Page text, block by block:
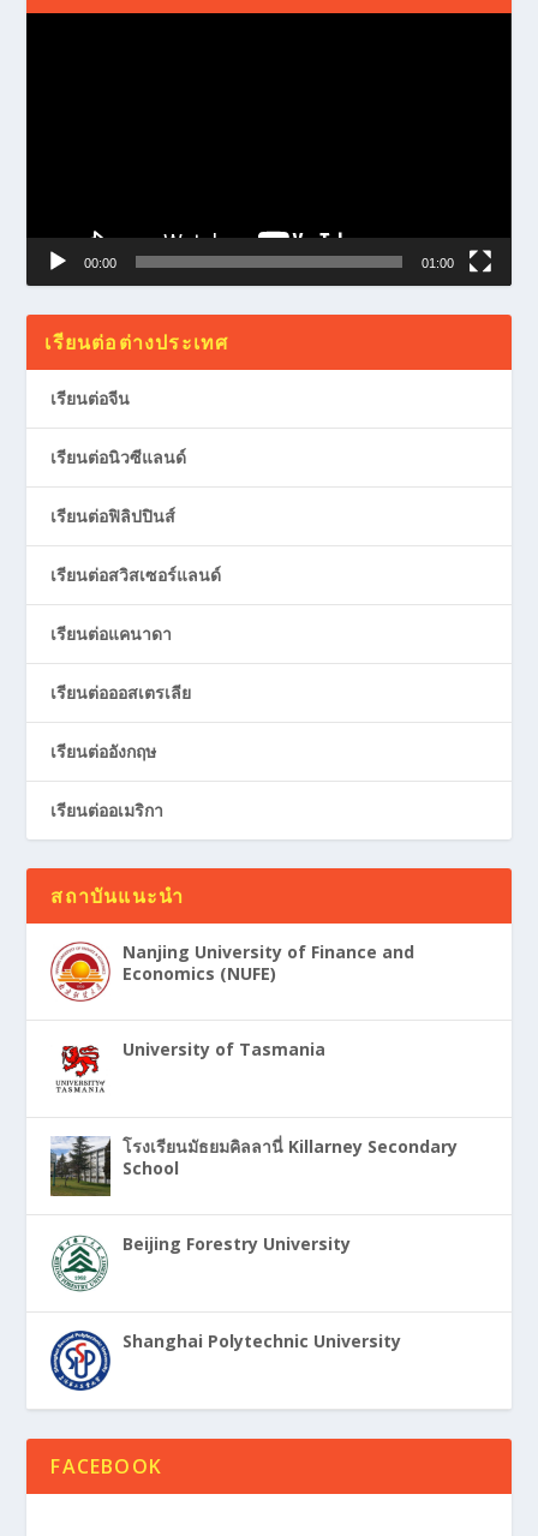
00:00 01:00
เรียนต่อต่างประเทศ
เรียนต่อจีน
เรียนต่อนิวซีแลนด์
เรียนต่อฟิลิปปินส์
เรียนต่อสวิสเซอร์แลนด์
เรียนต่อแคนาดา
เรียนต่อออสเตรเลีย
เรียนต่ออังกฤษ
เรียนต่ออเมริกา
สถาบันแนะนำ
Nanjing University of Finance and
Economics (NUFE)
University of Tasmania
โรงเรียนมัธยมคิลลานี่ Killarney Secondary
School
Beijing Forestry University
Shanghai Polytechnic University
FACEBOOK